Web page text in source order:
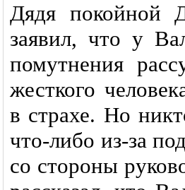
Дядя покойной
заявил, что у
помутнения
жесткого
в страхе. Но
что-либо из-за
со стороны